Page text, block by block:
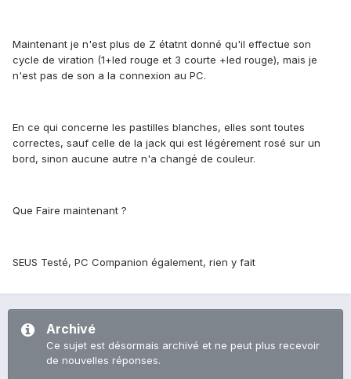
Maintenant je n'est plus de Z étatnt donné qu'il effectue son
cycle de viration (1+led rouge et 3 courte +led rouge), mais je
n'est pas de son a la connexion au PC.
En ce qui concerne les pastilles blanches, elles sont toutes
correctes, sauf celle de la jack qui est légérement rosé sur un
bord, sinon aucune autre n'a changé de couleur.
Que Faire maintenant ?
SEUS Testé, PC Companion également, rien y fait
Archivé
Ce sujet est désormais archivé et ne peut plus recevoir
de nouvelles réponses.